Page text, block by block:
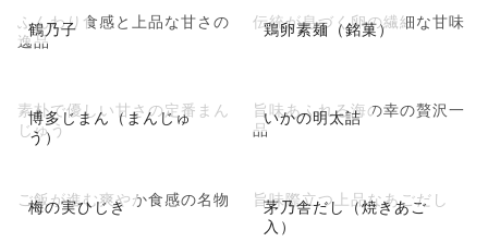
鶴乃子
ふんわり食感と上品な甘さの
逸品
鶏卵素麺（銘菓）
伝統が息づく卵の繊細な甘味
博多じまん（まんじゅ
う）
素朴で優しい甘さの定番まん
じゅう
いかの明太詰
旨味あふれる海の幸の贅沢一
品
梅の実ひじき
ご飯が進む爽やか食感の名物
茅乃舎だし（焼きあご
入）
旨味際立つ上品なあごだし